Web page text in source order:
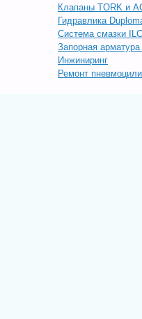
Клапаны TORK и
Гидравлика
Система смазки ILC
Запорная
Инжиниринг
Ремонт